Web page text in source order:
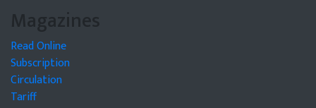
Magazines
Read Online
Subscription
Circulation
Tariff